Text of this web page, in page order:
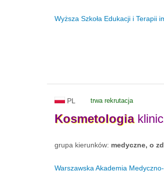
Wyższa Szkoła Edukacji i Terapii
PL trwa rekrutacja
Kosmetologia
grupa kierunków: medyczne, o
Warszawska Akademia